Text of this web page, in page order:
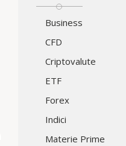
Business
CFD
Criptovalute
ETF
Forex
Indici
Materie Prime